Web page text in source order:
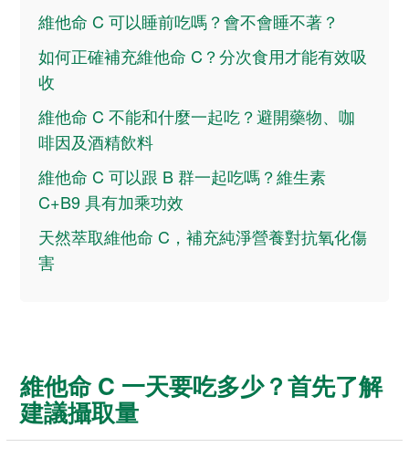
維他命 C 可以睡前吃嗎？會不會睡不著？
如何正確補充維他命 C？分次食用才能有效吸
收
維他命 C 不能和什麼一起吃？避開藥物、咖
啡因及酒精飲料
維他命 C 可以跟 B 群一起吃嗎？維生素
C+B9 具有加乘功效
天然萃取維他命 C，補充純淨營養對抗氧化傷
害
維他命 C 一天要吃多少？首先了解
建議攝取量